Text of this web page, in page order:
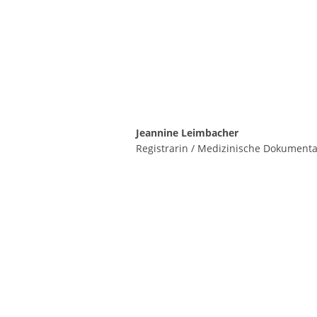
Jeannine Leimbacher
Registrarin / Medizinische